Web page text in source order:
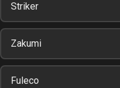
Striker
Zakumi
Fuleco